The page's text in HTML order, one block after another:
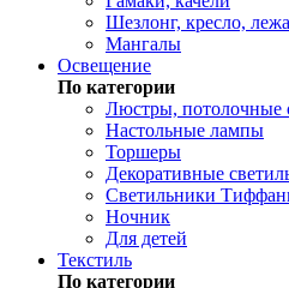
Шезлонг, кресло,
Мангалы
Освещение
По категории
Люстры, потолочные
Настольные лампы
Торшеры
Декоративные
Светильники
Ночник
Для детей
Текстиль
По категории